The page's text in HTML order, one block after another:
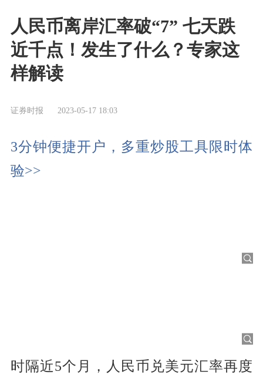
人民币离岸汇率破“7” 七天跌
近千点！发生了什么？专家这
样解读
证券时报 2023-05-17 18:03
3分钟便捷开户，多重炒股工具限时体
验>>
时隔近5个月，人民币兑美元汇率再度